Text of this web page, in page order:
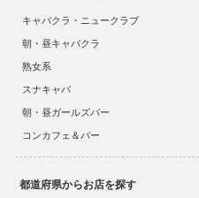
キャバクラ・ニュークラブ
朝・昼キャバクラ
熟女系
スナキャバ
朝・昼ガールズバー
コンカフェ＆バー
都道府県からお店を探す